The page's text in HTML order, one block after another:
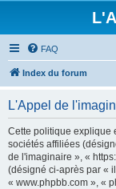
FAQ
Index du forum
L'Appel de
Cette politique explique
sociétés affiliées
de l'imaginaire », «
(désigné ci-après par «
« www.phpbb.com », «